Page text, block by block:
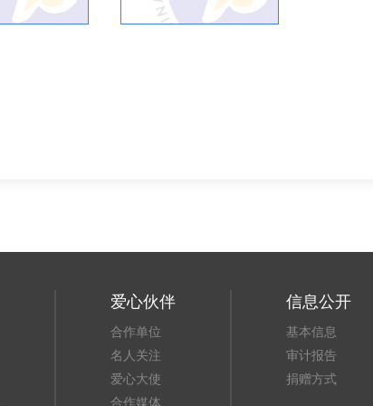
爱心伙伴
合作单位
名人关注
爱心大使
合作媒体
信息公开
基本信息
审计报告
捐赠方式